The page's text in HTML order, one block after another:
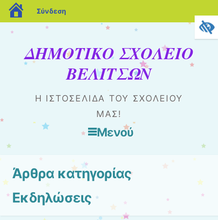
blogs.sch.gr
Σύνδεση
ΔΗΜΟΤΙΚΟ ΣΧΟΛΕΙΟ
ΒΕΛΙΤΣΩΝ
Η ΙΣΤΟΣΕΛΊΔΑ ΤΟΥ ΣΧΟΛΕΊΟΥ
ΜΑΣ!
Μενού
Μετάβαση στο περιεχόμενο
Άρθρα κατηγορίας
Εκδηλώσεις